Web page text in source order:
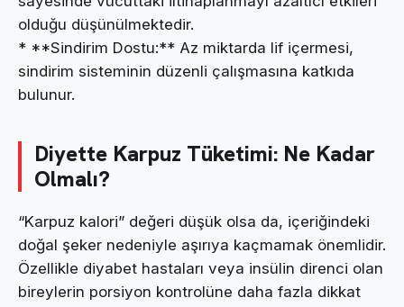
olduğu düşünülmektedir.
* **Sindirim Dostu:** Az miktarda lif içermesi,
sindirim sisteminin düzenli çalışmasına katkıda
bulunur.
Diyette Karpuz Tüketimi: Ne Kadar
Olmalı?
“Karpuz kalori” değeri düşük olsa da, içeriğindeki
doğal şeker nedeniyle aşırıya kaçmamak önemlidir.
Özellikle diyabet hastaları veya insülin direnci olan
bireylerin porsiyon kontrolüne daha fazla dikkat